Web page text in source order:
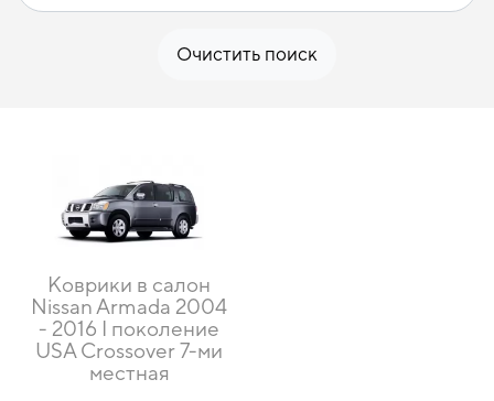
Очистить поиск
Коврики в салон
Nissan Armada 2004
- 2016 I поколение
USA Crossover 7-ми
местная